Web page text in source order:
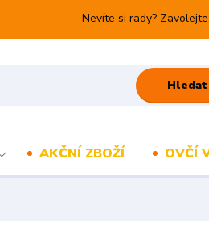
Hledat
Nevíte si rady? Zavolejte.
AKČNÍ ZBOŽÍ OVČÍ